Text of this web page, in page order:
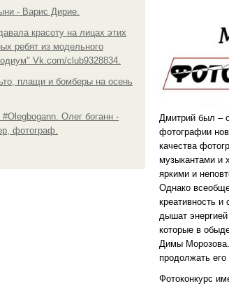
- Варис Дирие.
красоту на лицах этих
ребят из модельного
Vk.com/club9328834.
плащи и бомберы на осень
#Olegbogann. Олег боганн -
фотограф.
Дмитрий был –
фотографии
качества
музыкантами и
яркими и
Однако
креативность
дышат
которые в
Димы Морозова.
продолжать
Фотоконкурс